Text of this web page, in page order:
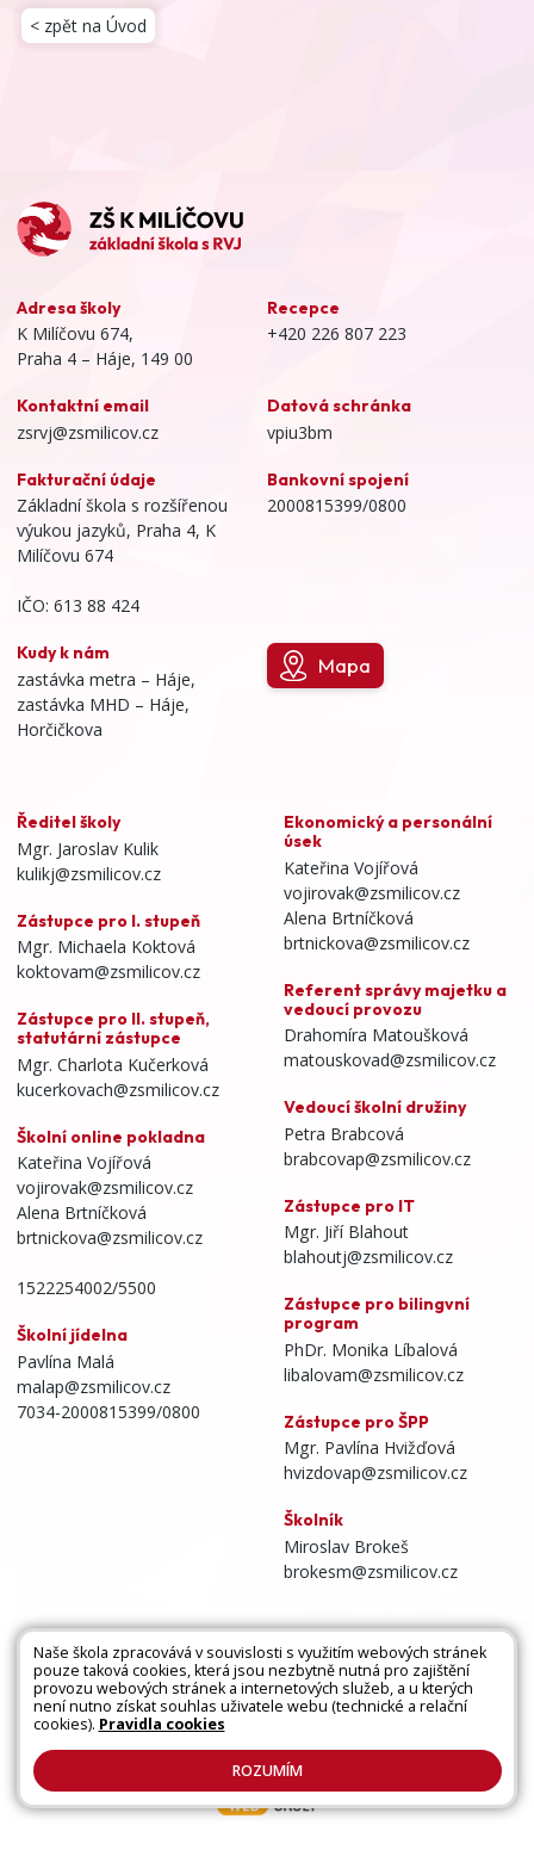
< zpět na Úvod
Adresa školy
K Milíčovu 674,
Praha 4 – Háje, 149 00
Recepce
+420 226 807 223
Kontaktní email
zsrvj@zsmilicov.cz
Datová schránka
vpiu3bm
Fakturační údaje
Základní škola s rozšířenou
výukou jazyků, Praha 4, K
Milíčovu 674
IČO: 613 88 424
Bankovní spojení
2000815399/0800
Kudy k nám
zastávka metra – Háje,
zastávka MHD – Háje,
Horčičkova
Mapa
Ředitel školy
Mgr. Jaroslav Kulik
kulikj@zsmilicov.cz
Zástupce pro I. stupeň
Mgr. Michaela Koktová
koktovam@zsmilicov.cz
Zástupce pro II. stupeň,
statutární zástupce
Mgr. Charlota Kučerková
kucerkovach@zsmilicov.cz
Školní online pokladna
Kateřina Vojířová
vojirovak@zsmilicov.cz
Alena Brtníčková
brtnickova@zsmilicov.cz
1522254002/5500
Školní jídelna
Pavlína Malá
malap@zsmilicov.cz
7034-2000815399/0800
Ekonomický a personální
úsek
Kateřina Vojířová
vojirovak@zsmilicov.cz
Alena Brtníčková
brtnickova@zsmilicov.cz
Referent správy majetku a
vedoucí provozu
Drahomíra Matoušková
matouskovad@zsmilicov.cz
Vedoucí školní družiny
Petra Brabcová
brabcovap@zsmilicov.cz
Zástupce pro IT
Mgr. Jiří Blahout
blahoutj@zsmilicov.cz
Zástupce pro bilingvní
program
PhDr. Monika Líbalová
libalovam@zsmilicov.cz
Zástupce pro ŠPP
Mgr. Pavlína Hvižďová
hvizdovap@zsmilicov.cz
Školník
Miroslav Brokeš
brokesm@zsmilicov.cz
Všechna práva vyhrazena. Copyright © 2026 |
Mapa stránek|Kontakty|Přihlásit|Prohlášení
o přístupnosti|
Naše škola zpracovává v souvislosti s využitím webových stránek
pouze taková cookies, která jsou nezbytně nutná pro zajištění
provozu webových stránek a internetových služeb, a u kterých
není nutno získat souhlas uživatele webu (technické a relační
cookies). Pravidla cookies
ROZUMÍM